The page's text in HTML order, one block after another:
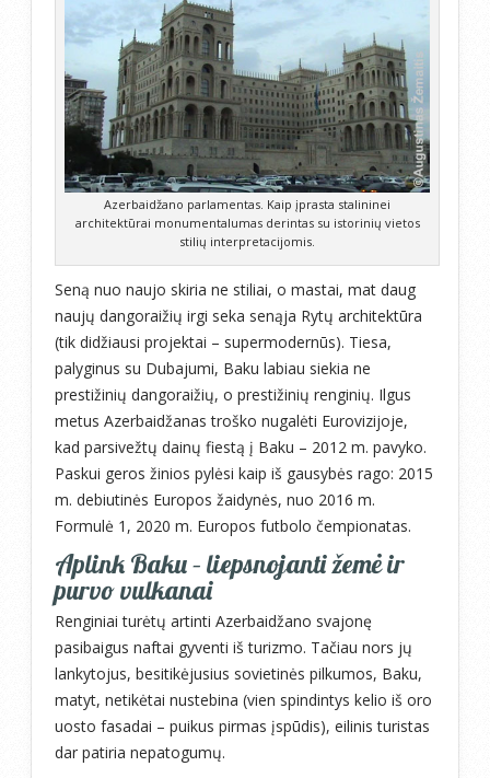
Azerbaidžano parlamentas. Kaip įprasta stalininei
architektūrai monumentalumas derintas su istorinių vietos
stilių interpretacijomis.
Seną nuo naujo skiria ne stiliai, o mastai, mat daug
naujų dangoraižių irgi seka senąja Rytų architektūra
(tik didžiausi projektai – supermodernūs). Tiesa,
palyginus su Dubajumi, Baku labiau siekia ne
prestižinių dangoraižių, o prestižinių renginių. Ilgus
metus Azerbaidžanas troško nugalėti Eurovizijoje,
kad parsivežtų dainų fiestą į Baku – 2012 m. pavyko.
Paskui geros žinios pylėsi kaip iš gausybės rago: 2015
m. debiutinės Europos žaidynės, nuo 2016 m.
Formulė 1, 2020 m. Europos futbolo čempionatas.
Aplink Baku – liepsnojanti žemė ir
purvo vulkanai
Renginiai turėtų artinti Azerbaidžano svajonę
pasibaigus naftai gyventi iš turizmo. Tačiau nors jų
lankytojus, besitikėjusius sovietinės pilkumos, Baku,
matyt, netikėtai nustebina (vien spindintys kelio iš oro
uosto fasadai – puikus pirmas įspūdis), eilinis turistas
dar patiria nepatogumų.